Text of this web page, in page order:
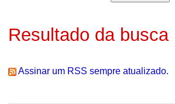
Resultado da busca
Assinar um RSS sempre atualizado.